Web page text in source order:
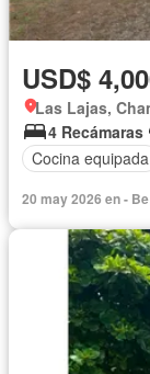
USD$
Las Lajas,
4 Recámaras
Cocina equipada
20 may 2026 en -